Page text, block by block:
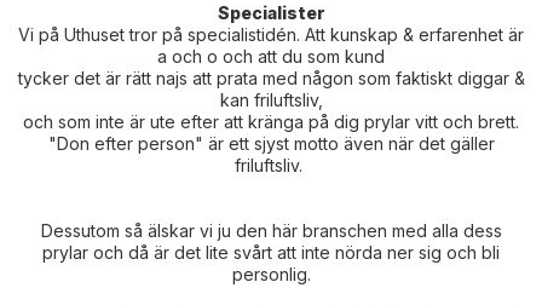
Specialister
Vi på Uthuset tror på specialistidén. Att kunskap & erfarenhet är
a och o och att du som kund
tycker det är rätt najs att prata med någon som faktiskt diggar &
kan friluftsliv,
och som inte är ute efter att kränga på dig prylar vitt och brett.
"Don efter person" är ett sjyst motto även när det gäller
friluftsliv.
Dessutom så älskar vi ju den här branschen med alla dess
prylar och då är det lite svårt att inte nörda ner sig och bli
personlig.